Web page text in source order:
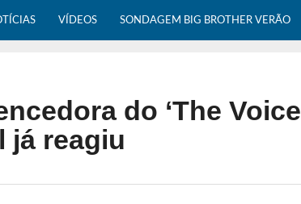
VÍDEOS SONDAGEM BIG BROTHER VERÃO
do ‘The Voice
já reagiu